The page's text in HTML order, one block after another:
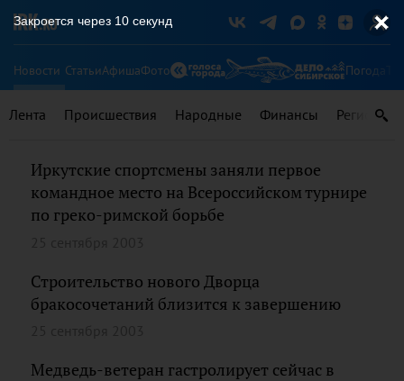
Новости СтатьиАфишаФото Погода
Лента Происшествия Народные Финансы Регионы
Иркутские спортсмены заняли первое
командное место на Всероссийском турнире
по греко-римской борьбе
Строительство нового Дворца
бракосочетаний близится к завершению
Медведь-ветеран гастролирует сейчас в
Закроется через 9секунд